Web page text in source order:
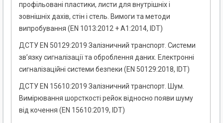
профільовані пластики, листи для внутрішніх і
зовнішніх дахів, стін і стель. Вимоги та методи
випробування (EN 1013:2012 + A1:2014, IDT)
ДСТУ EN 50129:2019 Залізничний транспорт. Системи
зв’язку сигналізації та оброблення даних. Електронні
сигналізаційні системи безпеки (EN 50129:2018, IDT)
ДСТУ EN 15610:2019 Залізничний транспорт. Шум.
Вимірювання шорсткості рейок відносно появи шуму
від кочення (EN 15610:2019, IDT)